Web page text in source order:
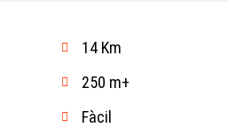
14 Km
250 m+
Fàcil